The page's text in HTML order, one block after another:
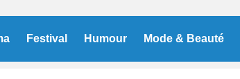
Festival Humour Mode & Beauté